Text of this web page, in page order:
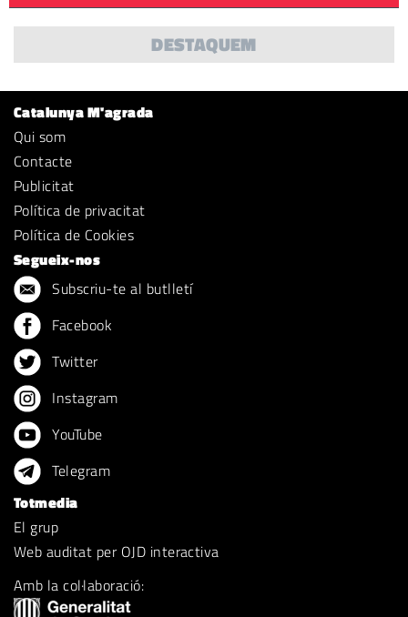
DESTAQUEM
Catalunya M'agrada
Qui som
Contacte
Publicitat
Política de privacitat
Política de Cookies
Segueix-nos
Subscriu-te al butlletí
Facebook
Twitter
Instagram
YouTube
Telegram
Totmedia
El grup
Web auditat per OJD interactiva
Amb la col·laboració: